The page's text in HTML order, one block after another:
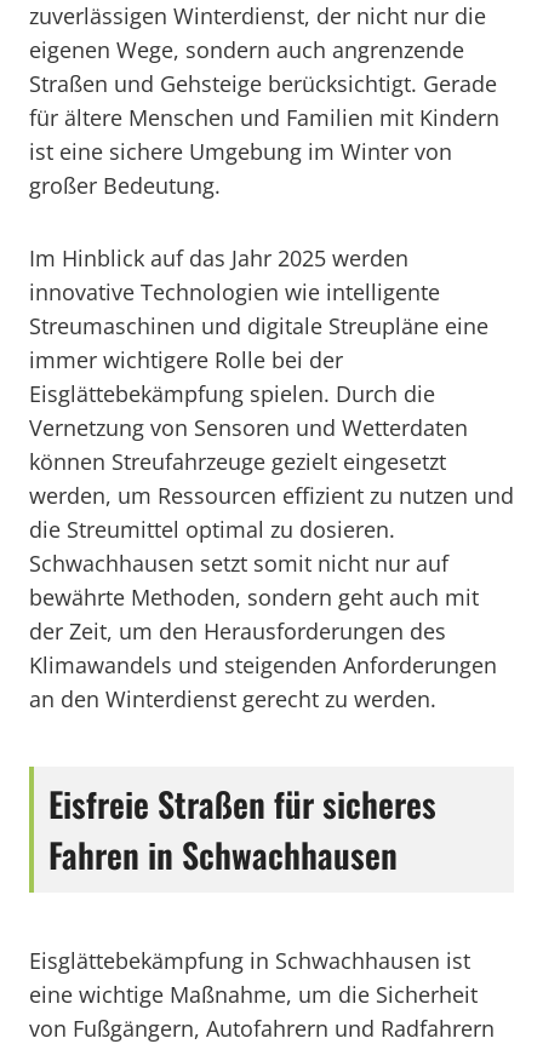
zuverlässigen Winterdienst, der nicht nur die
eigenen Wege, sondern auch angrenzende
Straßen und Gehsteige berücksichtigt. Gerade
für ältere Menschen und Familien mit Kindern
ist eine sichere Umgebung im Winter von
großer Bedeutung.
Im Hinblick auf das Jahr 2025 werden
innovative Technologien wie intelligente
Streumaschinen und digitale Streupläne eine
immer wichtigere Rolle bei der
Eisglättebekämpfung spielen. Durch die
Vernetzung von Sensoren und Wetterdaten
können Streufahrzeuge gezielt eingesetzt
werden, um Ressourcen effizient zu nutzen und
die Streumittel optimal zu dosieren.
Schwachhausen setzt somit nicht nur auf
bewährte Methoden, sondern geht auch mit
der Zeit, um den Herausforderungen des
Klimawandels und steigenden Anforderungen
an den Winterdienst gerecht zu werden.
Eisfreie Straßen für sicheres
Fahren in Schwachhausen
Eisglättebekämpfung in Schwachhausen ist
eine wichtige Maßnahme, um die Sicherheit
von Fußgängern, Autofahrern und Radfahrern